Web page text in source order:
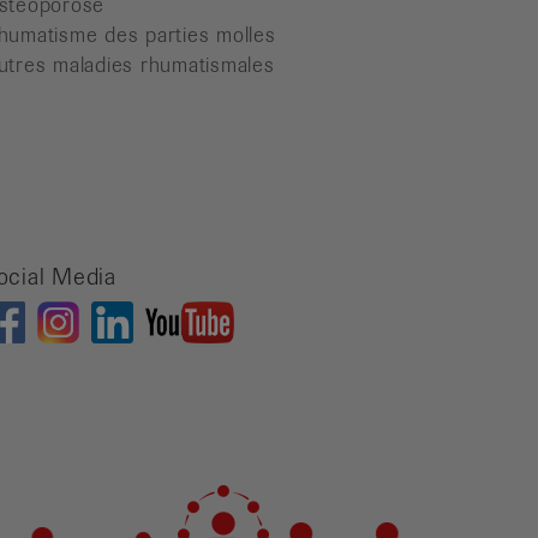
des parties molles
maladies rhumatismales
Media